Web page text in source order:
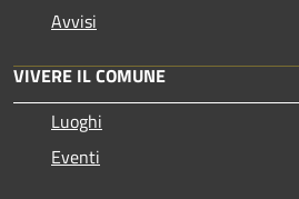
Avvisi
VIVERE IL COMUNE
Luoghi
Eventi